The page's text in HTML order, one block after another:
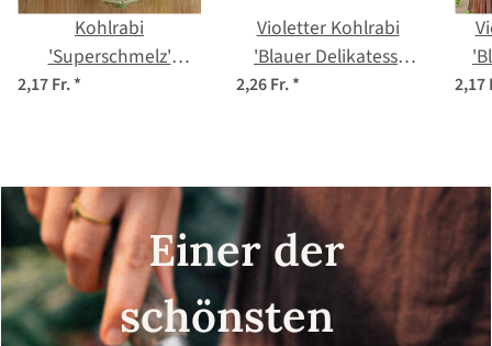
Kohlrabi
'Superschmelz'
(Brassica oleracea var.
2,17 Fr.*
Violetter Kohlrabi
'Blauer Delikatess'
(Brassica oleracea var.
2,26 Fr.* 2,17
Einer der
schönsten